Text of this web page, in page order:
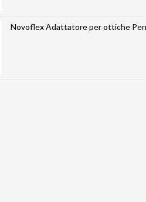
Novoflex Adattatore per ottiche